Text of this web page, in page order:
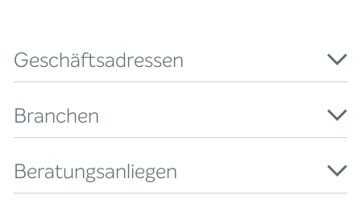
Geschäftsadressen
Branchen
Beratungsanliegen